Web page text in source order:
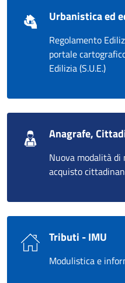
Urbanistica ed
Regolamento
portale
Edilizia (S.U.E.)
Anagrafe,
Nuova modalità
acquisto
Tributi - IMU
Modulistica e